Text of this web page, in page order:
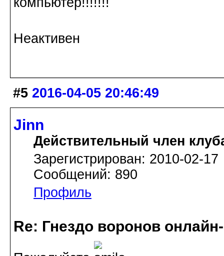
Неактивен
#5 2016-04-05 20:46:49
Jinn
Действительный член
Зарегистрирован: 2010-02-17
Сообщений: 890
Профиль
Re: Гнездо воронов